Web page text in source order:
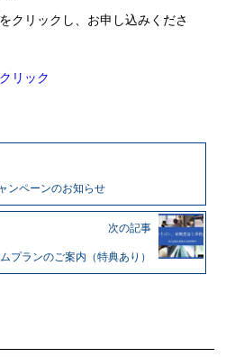
クリックし、お申し込みくださ
リック
ンペーンのお知らせ
次の記事
プランのご案内（特典あり）